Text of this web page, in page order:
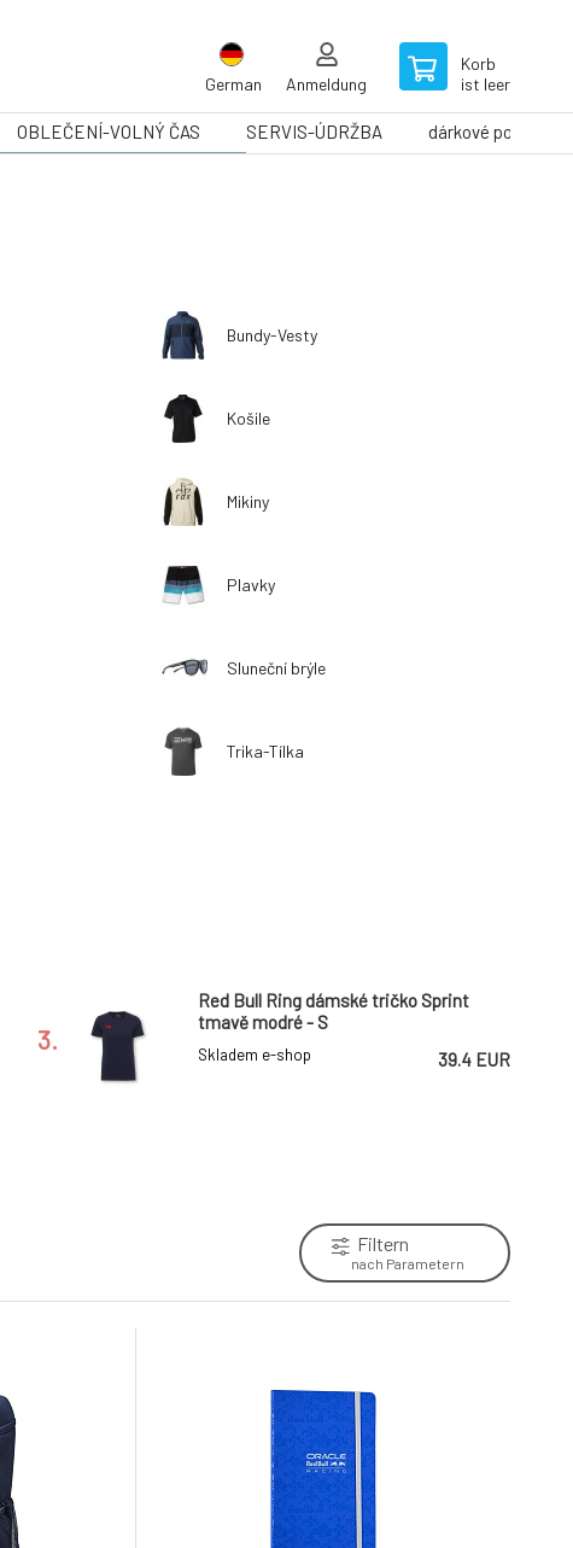
German Anmeldung
Korb
ist leer
OBLEČENÍ-VOLNÝ ČAS SERVIS-ÚDRŽBA dárkové poukazy
Bundy-Vesty
Košile
Mikiny
Plavky
Sluneční brýle
Trika-Tílka
3.
Red Bull Ring dámské tričko Sprint
tmavě modré - S
Skladem e-shop 39.4 EUR
Filtern
nach Parametern